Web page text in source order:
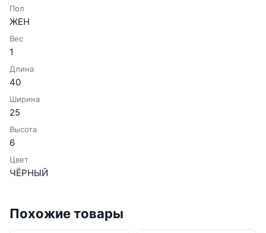
Пол
ЖЕН
Вес
1
Длина
40
Ширина
25
Высота
6
Цвет
ЧЁРНЫЙ
Похожие товары